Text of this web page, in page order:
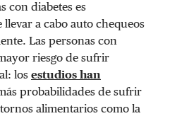
con diabetes es
a cabo auto chequeos
Las personas con
riesgo de sufrir
los estudios han
probabilidades de sufrir
alimentarios como la